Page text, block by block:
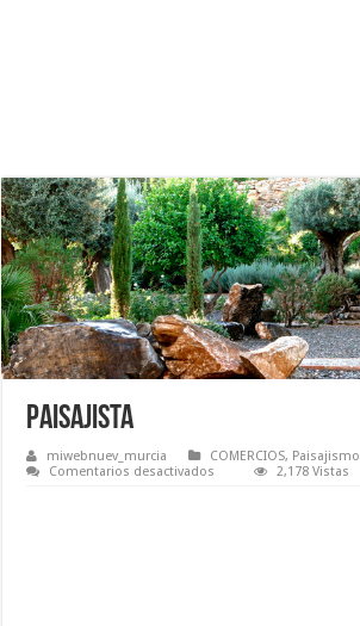
Paisajista
miwebnuev_murcia COMERCIOS, Paisajismo
Comentarios desactivados
2,178 Vistas